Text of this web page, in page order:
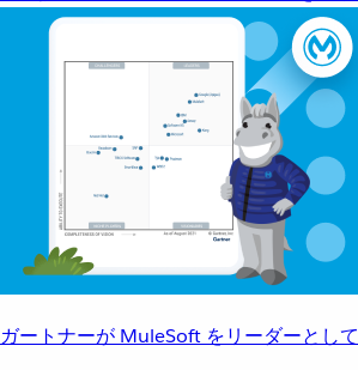
ガートナーが MuleSoft をリーダーとし